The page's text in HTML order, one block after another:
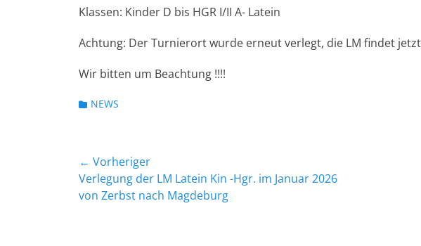
Klassen: Kinder D bis HGR I/II A- Latein
Achtung: Der Turnierort wurde erneut verlegt, die LM findet
Wir bitten um Beachtung !!!!
Kategorien
NEWS
Beitragsnavigation
← Vorheriger
Vorheriger
Beitrag:
Verlegung der LM Latein Kin -Hgr. im Januar 2026
von Zerbst nach Magdeburg